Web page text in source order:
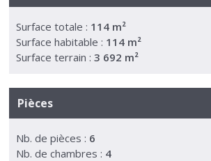
Surface totale : 114 m²
Surface habitable : 114 m²
Surface terrain : 3 692 m²
Pièces
Nb. de pièces : 6
Nb. de chambres : 4